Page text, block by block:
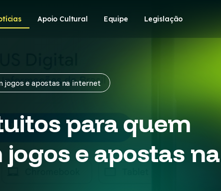
Apoio Cultural Equipe Legislação
jogos e apostas na internet
para quem
e apostas na